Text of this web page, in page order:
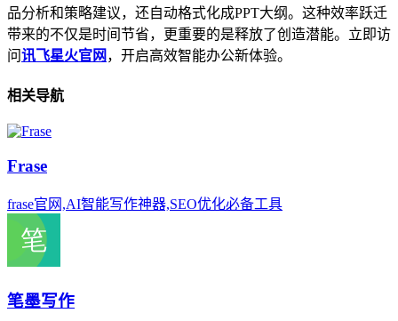
品分析和策略建议，还自动格式化成PPT大纲。这种效率跃迁
带来的不仅是时间节省，更重要的是释放了创造潜能。立即访
问讯飞星火官网 ，开启高效智能办公新体验。
相关导航
Frase
frase官网,AI智能写作神器,SEO优化必备工具
笔墨写作